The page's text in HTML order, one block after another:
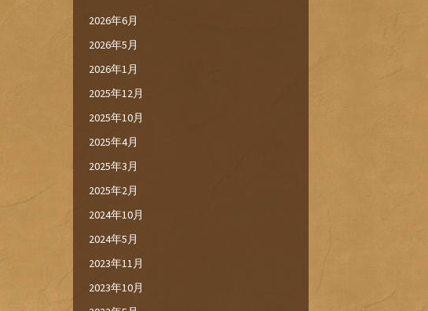
2026年6月
2026年5月
2026年1月
2025年12月
2025年10月
2025年4月
2025年3月
2025年2月
2024年10月
2024年5月
2023年11月
2023年10月